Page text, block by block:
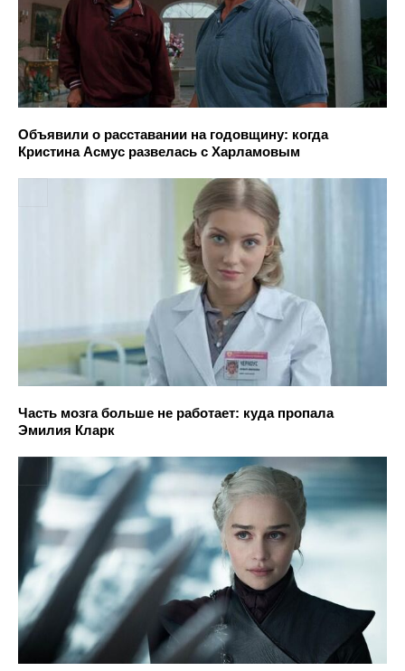
Объявили о расставании на годовщину: когда
Кристина Асмус развелась с Харламовым
Часть мозга больше не работает: куда пропала
Эмилия Кларк